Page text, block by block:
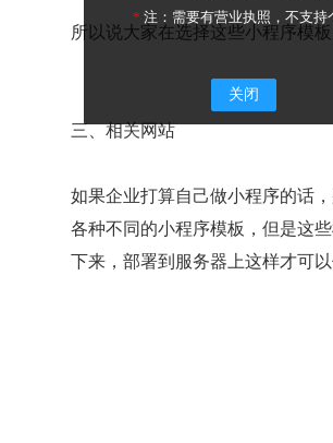
所以说大家在选择这些小程序模
三、相关网站
如果企业打算自己做小程序的话
各种不同的小程序模板，但是这
下来，部署到服务器上这样才可
* 注：需要有营业执照，不支持
关闭